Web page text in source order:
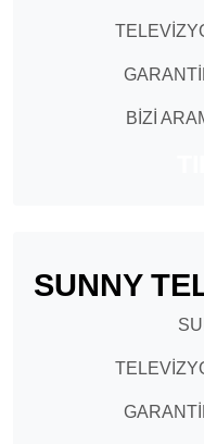
BİZİ
SUNNY